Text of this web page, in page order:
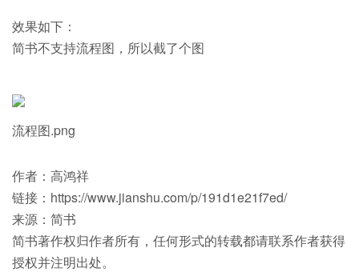
效果如下：
简书不支持流程图，所以截了个图
流程图.png
作者：高鸿祥
链接：https://www.jianshu.com/p/191d1e21f7ed/
来源：简书
简书著作权归作者所有，任何形式的转载都请联系作者获得
授权并注明出处。